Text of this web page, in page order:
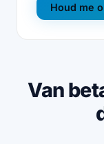
Houd me
Van